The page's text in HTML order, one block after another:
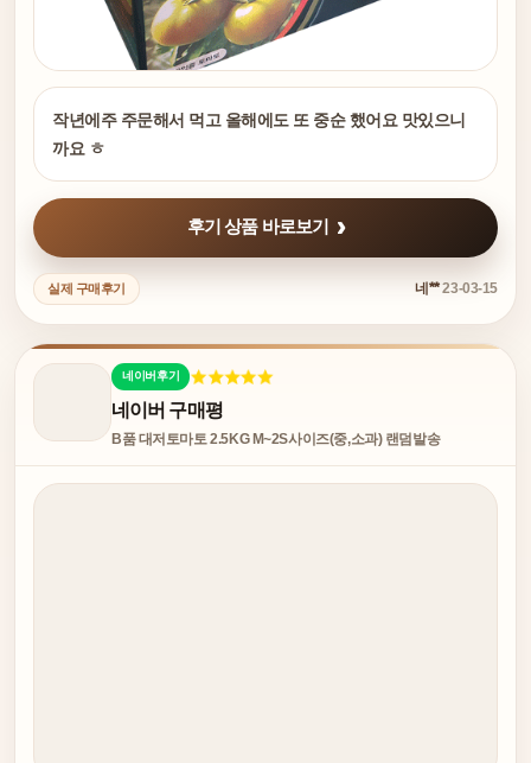
작년에주 주문해서 먹고 올해에도 또 중순 했어요 맛있으니
까요 ㅎ
후기 상품 바로보기
실제 구매후기 네**23-03-15
네이버후기
네이버 구매평
B품 대저토마토 2.5KG M~2S사이즈(중,소과) 랜덤발송